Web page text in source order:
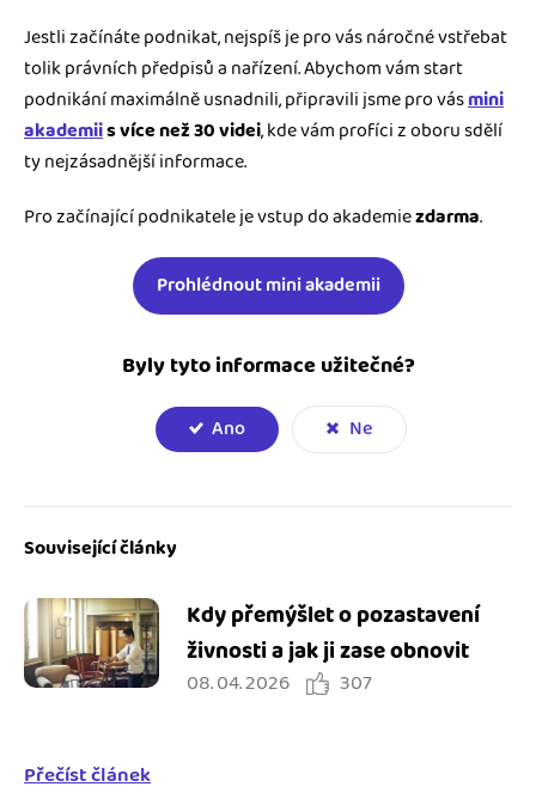
Jestli začínáte podnikat, nejspíš je pro vás náročné vstřebat
tolik právních předpisů a nařízení. Abychom vám start
podnikání maximálně usnadnili, připravili jsme pro vásmini
akademiis více než 30 videi, kde vám profíci z oboru sdělí
ty nejzásadnější informace.
Pro začínající podnikatele je vstup do akademiezdarma.
Prohlédnout mini akademii
Byly tyto informace užitečné?
Ano Ne
Související články
Kdy přemýšlet o pozastavení
živnosti a jak ji zase obnovit
08. 04. 2026 307
Přečíst článek